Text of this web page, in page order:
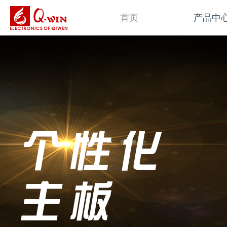
首页 产品中
主板类 平板电脑类